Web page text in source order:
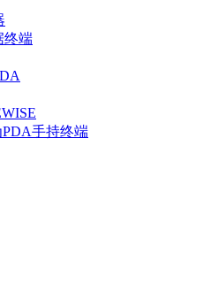
终端
PDA手持终端